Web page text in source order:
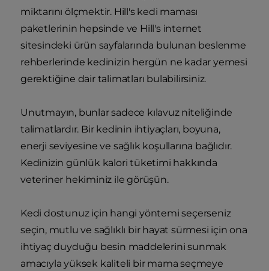
miktarını ölçmektir. Hill's kedi maması
paketlerinin hepsinde ve Hill's internet
sitesindeki ürün sayfalarında bulunan beslenme
rehberlerinde kedinizin hergün ne kadar yemesi
gerektiğine dair talimatları bulabilirsiniz.
Unutmayın, bunlar sadece kılavuz niteliğinde
talimatlardır. Bir kedinin ihtiyaçları, boyuna,
enerji seviyesine ve sağlık koşullarına bağlıdır.
Kedinizin günlük kalori tüketimi hakkında
veteriner hekiminiz ile görüşün.
Kedi dostunuz için hangi yöntemi seçerseniz
seçin, mutlu ve sağlıklı bir hayat sürmesi için ona
ihtiyaç duyduğu besin maddelerini sunmak
amacıyla yüksek kaliteli bir mama seçmeye